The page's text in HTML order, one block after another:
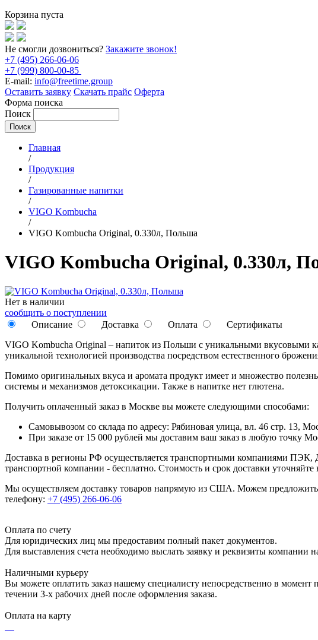
Корзина пуста
Не смогли дозвониться? Закажите звонок!
+7 (495) 266-06-06
+7 (999) 800-00-85
E-mail: info@freetime.group
Оставить заявку Скачать прайс Оферта
Форма поиска
Поиск
Главная
/
Продукция
/
Газированные напитки
/
VIGO Kombucha
/
VIGO Kombucha Original, 0.330л, Польша
VIGO Kombucha Original, 0.330л,
Нет в наличии
сообщить о поступлении
Описание
Доставка Оплата
Сертификаты
VIGO Kombucha Original – напиток из Польши с уникальными вкусовыми
уникальной технологией производства посредством естественного
Помимо оригинальных вкуса и аромата продукт имеет и множество
системы и механизмов детоксикации. Также в напитке нет глютена.
Получить оплаченный заказ в Москве вы можете следующими способами:
Самовывозом со склада по адресу: Рябиновая улица, вл. 46 стр. 13,
При заказе от 15 000 рублей мы доставим ваш заказ в любую точку
Доставка в регионы РФ осуществляется транспортными компаниями
транспортной компании - бесплатно. Стоимость и срок доставки
Мы осуществляем доставку товаров напрямую из США. Можем
телефону: +7 (495) 266-06-06
Оплата по счету
Для юридических лиц мы предоставим полный пакет документов.
Для выставления счета необходимо выслать заявку и реквизиты компании
Наличными курьеру
Вы можете оплатить заказ нашему специалисту непосредственно в
течении 3-х рабочих дней после оформления заказа.
Оплата на карту